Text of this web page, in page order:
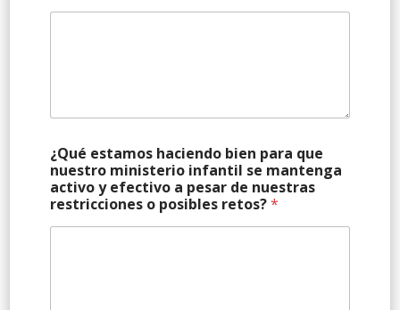
¿Qué estamos haciendo bien para que
nuestro ministerio infantil se mantenga
activo y efectivo a pesar de nuestras
restricciones o posibles retos?*